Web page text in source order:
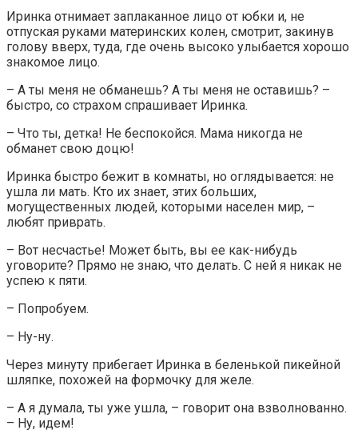
Иринка отнимает заплаканное лицо от юбки и, не
отпуская руками материнских колен, смотрит, закинув
голову вверх, туда, где очень высоко улыбается хорошо
знакомое лицо.
– А ты меня не обманешь? А ты меня не оставишь? –
быстро, со страхом спрашивает Иринка.
– Что ты, детка! Не беспокойся. Мама никогда не
обманет свою доцю!
Иринка быстро бежит в комнаты, но оглядывается: не
ушла ли мать. Кто их знает, этих больших,
могущественных людей, которыми населен мир, –
любят приврать.
– Вот несчастье! Может быть, вы ее как-нибудь
уговорите? Прямо не знаю, что делать. С ней я никак не
успею к пяти.
– Попробуем.
– Ну-ну.
Через минуту прибегает Иринка в беленькой пикейной
шляпке, похожей на формочку для желе.
– А я думала, ты уже ушла, – говорит она взволнованно.
– Ну, идем!